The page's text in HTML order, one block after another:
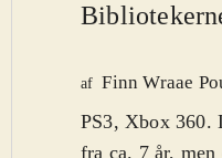
af Finn Wraae
PS3, Xbox 360.
fra ca. 7 år,